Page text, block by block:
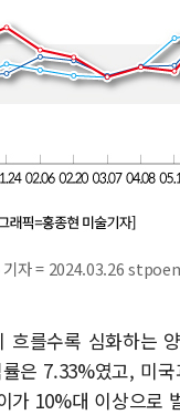
기자 = 2024.03.26
흐를수록 심화하는
은 7.33%였고, 미
가 10%대 이상으로